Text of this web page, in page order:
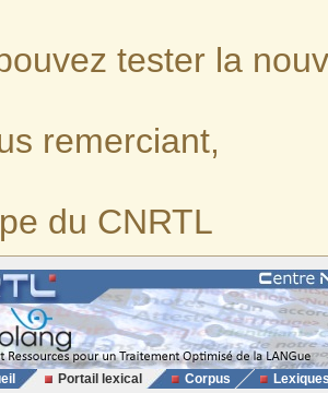
tester la
remerciant,
du CNRTL
Portail lexical Corpus